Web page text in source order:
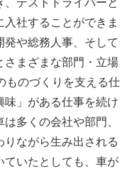
社することができま
発や総務人事、そして
さまざまな部門・立場
ものづくりを支える仕
味」がある仕事を続け
多くの会社や部門、
りながら生み出される
ていたとしても、車が